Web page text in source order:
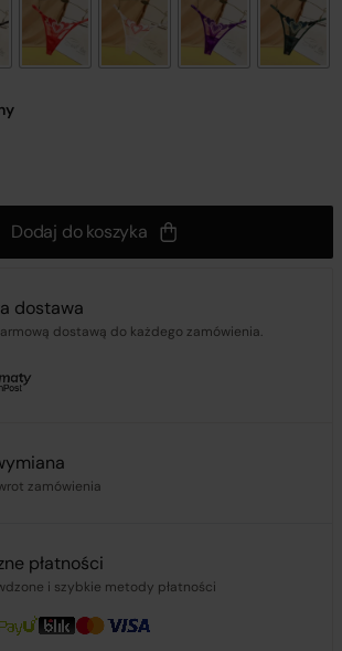
Dodaj do koszyka
dostawa
dostawą do każdego zamówienia.
zamówienia
płatności
i szybkie metody płatności